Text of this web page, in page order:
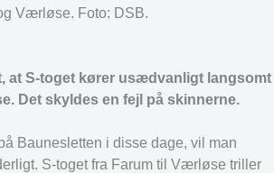
Værløse. Foto: DSB.
at S-toget kører usædvanligt langsomt
Det skyldes en fejl på skinnerne.
Baunesletten i disse dage, vil man
S-toget fra Farum til Værløse triller